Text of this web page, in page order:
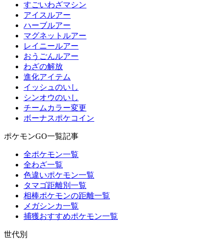
すごいわざマシン
アイスルアー
ハーブルアー
マグネットルアー
レイニールアー
おうごんルアー
わざの解放
進化アイテム
イッシュのいし
シンオウのいし
チームカラー変更
ボーナスポケコイン
ポケモンGO一覧記事
全ポケモン一覧
全わざ一覧
色違いポケモン一覧
タマゴ距離別一覧
相棒ポケモンの距離一覧
メガシンカ一覧
捕獲おすすめポケモン一覧
世代別